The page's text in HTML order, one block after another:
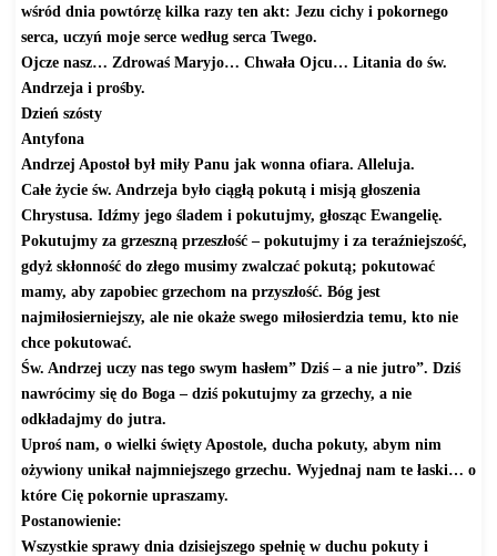
wśród dnia powtórzę kilka razy ten akt: Jezu cichy i pokornego
serca, uczyń moje serce według serca Twego.
Ojcze nasz… Zdrowaś Maryjo… Chwała Ojcu… Litania do św.
Andrzeja i prośby.
Dzień szósty
Antyfona
Andrzej Apostoł był miły Panu jak wonna ofiara. Alleluja.
Całe życie św. Andrzeja było ciągłą pokutą i misją głoszenia
Chrystusa. Idźmy jego śladem i pokutujmy, głosząc Ewangelię.
Pokutujmy za grzeszną przeszłość – pokutujmy i za teraźniejszość,
gdyż skłonność do złego musimy zwalczać pokutą; pokutować
mamy, aby zapobiec grzechom na przyszłość. Bóg jest
najmiłosierniejszy, ale nie okaże swego miłosierdzia temu, kto nie
chce pokutować.
Św. Andrzej uczy nas tego swym hasłem” Dziś – a nie jutro”. Dziś
nawrócimy się do Boga – dziś pokutujmy za grzechy, a nie
odkładajmy do jutra.
Uproś nam, o wielki święty Apostole, ducha pokuty, abym nim
ożywiony unikał najmniejszego grzechu. Wyjednaj nam te łaski… o
które Cię pokornie upraszamy.
Postanowienie:
Wszystkie sprawy dnia dzisiejszego spełnię w duchu pokuty i